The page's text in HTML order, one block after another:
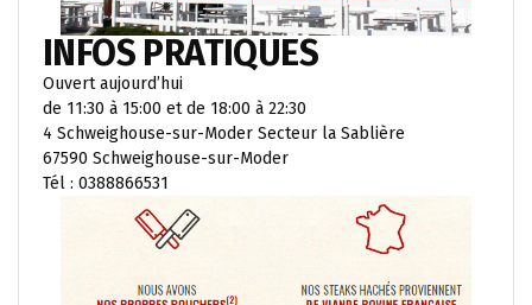
INFOS PRATIQUES
Ouvert aujourd’hui
de 11:30 à 15:00 et de 18:00 à 22:30
4 Schweighouse-sur-Moder Secteur la Sablière
67590 Schweighouse-sur-Moder
Tél : 0388866531